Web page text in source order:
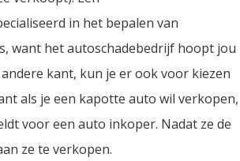
in het bepalen van
want het autoschadebedrijf hoopt jou
kant, kun je er ook voor kiezen
als je een kapotte auto wil verkopen,
voor een auto inkoper. Nadat ze de
ze te verkopen.